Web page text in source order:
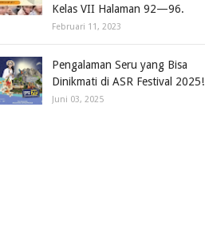
Kelas VII Halaman 92—96.
Februari 11, 2023
Pengalaman Seru yang Bisa
Dinikmati di ASR Festival 2025!
Juni 03, 2025